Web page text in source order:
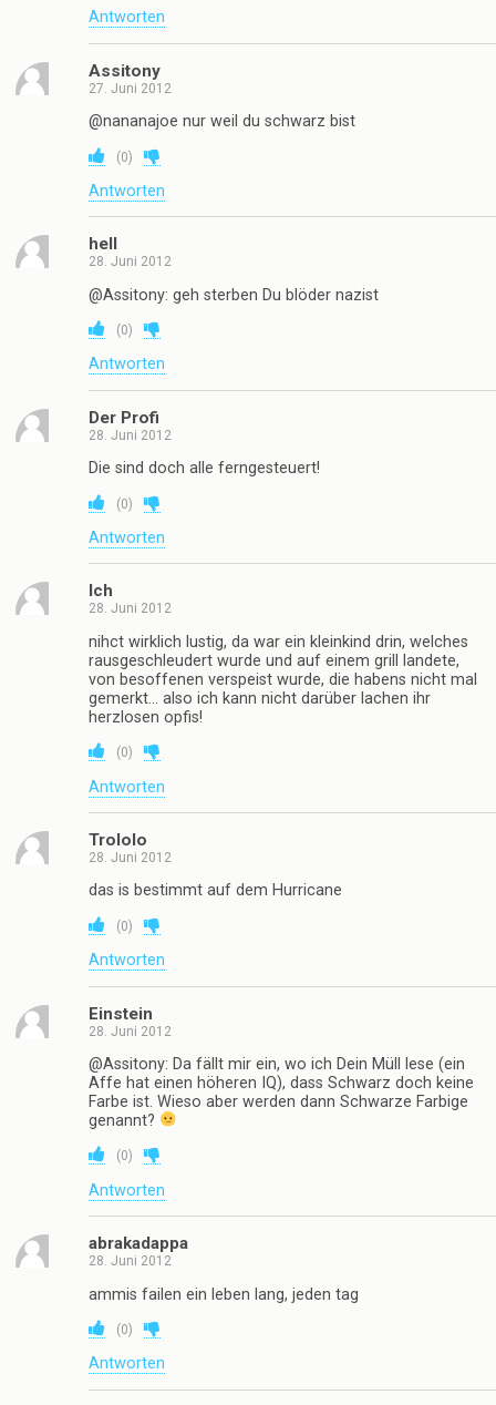
Antworten
Assitony
27. Juni 2012
@nananajoe nur weil du schwarz bist
(0)
Antworten
hell
28. Juni 2012
@Assitony: geh sterben Du blöder nazist
(0)
Antworten
Der Profi
28. Juni 2012
Die sind doch alle ferngesteuert!
(0)
Antworten
Ich
28. Juni 2012
nihct wirklich lustig, da war ein kleinkind drin, welches
rausgeschleudert wurde und auf einem grill landete,
von besoffenen verspeist wurde, die habens nicht mal
gemerkt… also ich kann nicht darüber lachen ihr
herzlosen opfis!
(0)
Antworten
Trololo
28. Juni 2012
das is bestimmt auf dem Hurricane
(0)
Antworten
Einstein
28. Juni 2012
@Assitony: Da fällt mir ein, wo ich Dein Müll lese (ein
Affe hat einen höheren IQ), dass Schwarz doch keine
Farbe ist. Wieso aber werden dann Schwarze Farbige
genannt?
(0)
Antworten
abrakadappa
28. Juni 2012
ammis failen ein leben lang, jeden tag
(0)
Antworten